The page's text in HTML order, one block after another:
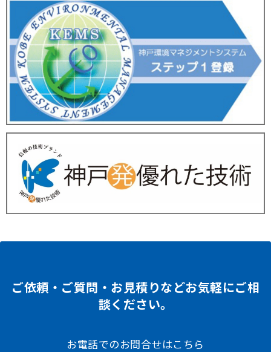
ご依頼・ご質問・お見積りなどお気軽にご相
談ください。
お電話でのお問合せはこちら